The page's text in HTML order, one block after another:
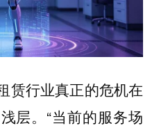
赁行业真正的危机在
层。“当前的服务场